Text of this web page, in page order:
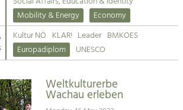
and Positioning
Research.
Mobility & Energy
Economy
Kultur NÖ KLAR! Leader BMKOES
Europadiplom
UNESCO
Weltkulturerbe
Wachau erleben